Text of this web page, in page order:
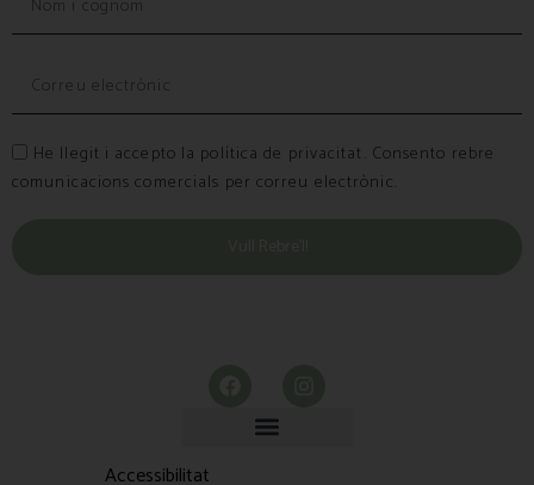
He llegit i accepto la política de privacitat. Consento rebre
comunicacions comercials per correu electrònic.
Accessibilitat